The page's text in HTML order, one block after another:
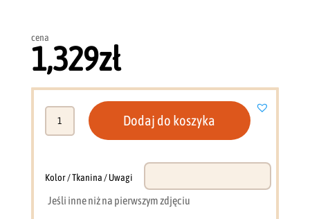
cena
1,329zł
drzwi
sonoma
Dodaj do koszyka
Kolor / Tkanina / Uwagi
Jeśli inne niż na pierwszym zdjęciu